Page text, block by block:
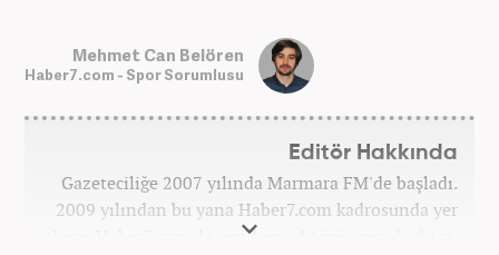
Mehmet Can Belören
Haber7.com - Spor Sorumlusu
Editör Hakkında
Gazeteciliğe 2007 yılında Marmara FM'de başladı.
2009 yılından bu yana Haber7.com kadrosunda yer
alıyor. Haber7.com'da gündem editörü, görsel editör,